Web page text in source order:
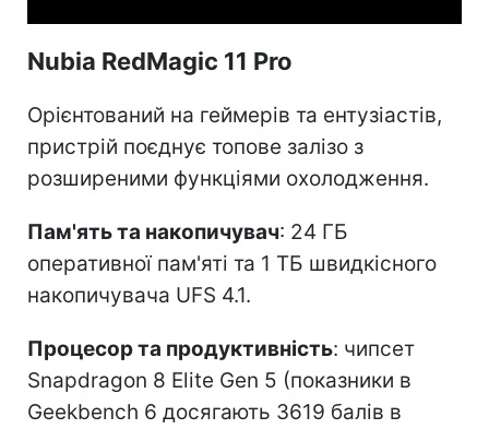
Nubia RedMagic 11 Pro
Орієнтований на геймерів та ентузіастів,
пристрій поєднує топове залізо з
розширеними функціями охолодження.
Пам'ять та накопичувач: 24 ГБ
оперативної пам'яті та 1 ТБ швидкісного
накопичувача UFS 4.1.
Процесор та продуктивність: чипсет
Snapdragon 8 Elite Gen 5 (показники в
Geekbench 6 досягають 3619 балів в